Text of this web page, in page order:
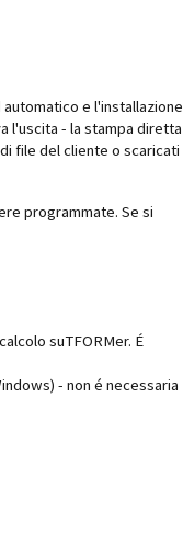
e l'installazione
l'uscita - la stampa diretta
file del cliente o scaricati
programmate. Se si
suTFORMer. É
- non é necessaria